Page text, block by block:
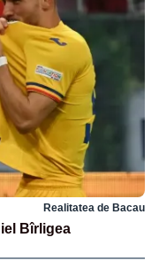
Realitatea de Bacau
Bîrligea